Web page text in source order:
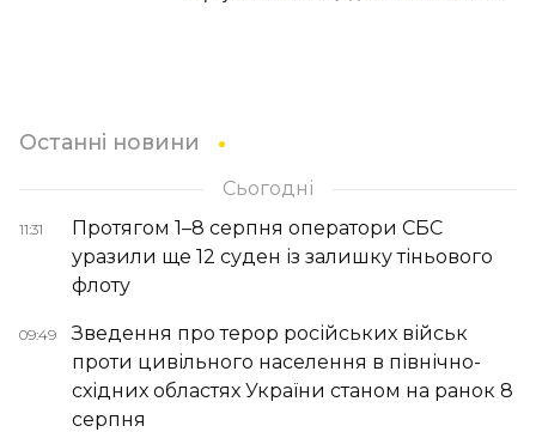
Останні новини
Сьогодні
11:31
Протягом 1–8 серпня оператори СБС
уразили ще 12 суден із залишку тіньового
флоту
09:49
Зведення про терор російських військ
проти цивільного населення в північно-
східних областях України станом на ранок 8
серпня